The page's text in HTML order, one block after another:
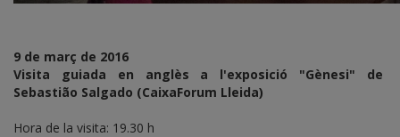
9 de març de 2016
Visita guiada en anglès a l'exposició "Gènesi" de
Sebastião Salgado (CaixaForum Lleida)
Hora de la visita: 19.30 h